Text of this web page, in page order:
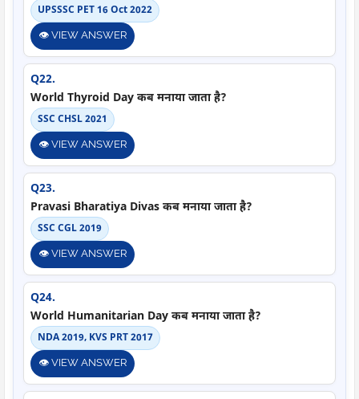
UPSSSC PET 16 Oct 2022
👁️ VIEW ANSWER
Q22.
World Thyroid Day कब मनाया जाता है?
SSC CHSL 2021
👁️ VIEW ANSWER
Q23.
Pravasi Bharatiya Divas कब मनाया जाता है?
SSC CGL 2019
👁️ VIEW ANSWER
Q24.
World Humanitarian Day कब मनाया जाता है?
NDA 2019, KVS PRT 2017
👁️ VIEW ANSWER